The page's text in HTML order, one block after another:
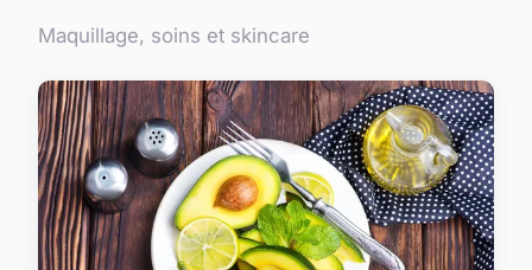
Maquillage, soins et skincare